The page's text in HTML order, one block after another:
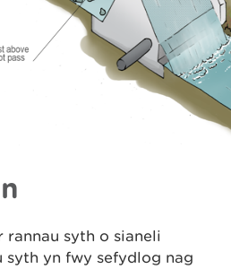
syth o sianeli
syth yn fwy sefydlog nag